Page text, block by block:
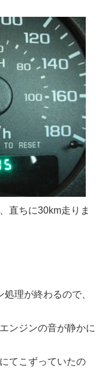
直ちに30km走りま
理が終わるので、
ンジンの音が静かに
てこずっていたの